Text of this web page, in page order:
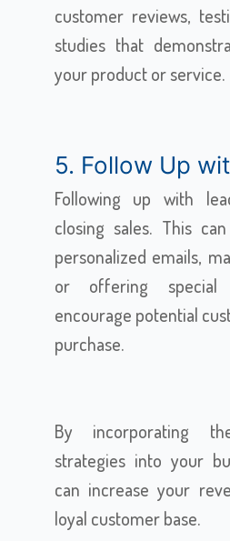
customer reviews,
studies that
your product or service.
5. Follow Up
Following up with
closing sales. This
personalized emails,
or offering special
encourage potential
purchase.
By incorporating
strategies into your
can increase your
loyal customer base.